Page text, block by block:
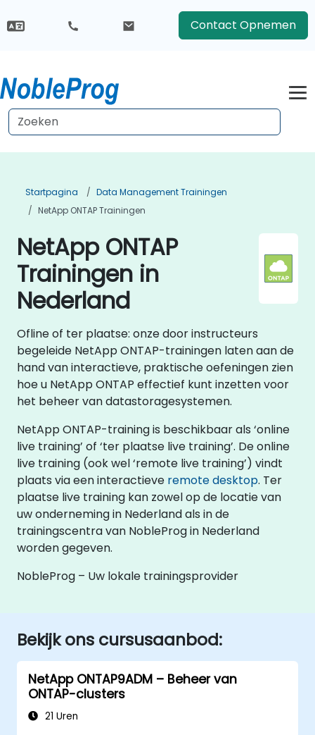
Contact Opnemen
Startpagina
Data Management Trainingen
NetApp ONTAP Trainingen
NetApp ONTAP
Trainingen in
Nederland
Ofline of ter plaatse: onze door instructeurs
begeleide NetApp ONTAP-trainingen laten aan de
hand van interactieve, praktische oefeningen zien
hoe u NetApp ONTAP effectief kunt inzetten voor
het beheer van datastoragesystemen.
NetApp ONTAP-training is beschikbaar als ‘online
live training’ of ‘ter plaatse live training’. De online
live training (ook wel ‘remote live training’) vindt
plaats via een interactieve remote desktop. Ter
plaatse live training kan zowel op de locatie van
uw onderneming in Nederland als in de
trainingscentra van NobleProg in Nederland
worden gegeven.
NobleProg – Uw lokale trainingsprovider
Bekijk ons cursusaanbod:
NetApp ONTAP9ADM – Beheer van
ONTAP-clusters
21 Uren